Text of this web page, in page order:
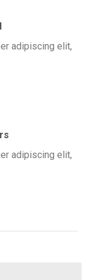
adipiscing elit,
adipiscing elit,